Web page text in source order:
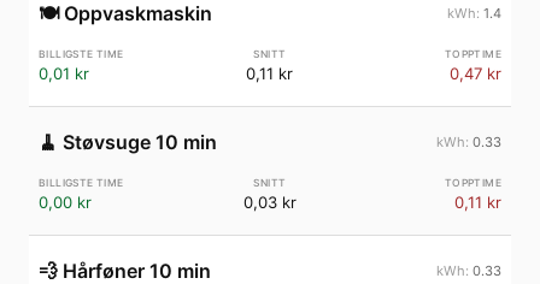
🍽️ Oppvaskmaskin 1.4
0,01 kr 0,11 kr 0,47 kr
🧹 Støvsuge 10 min 0.33
0,00 kr 0,03 kr 0,11 kr
💨 Hårføner 10 min 0.33